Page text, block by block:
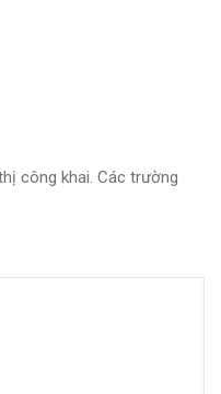
công khai. Các trường